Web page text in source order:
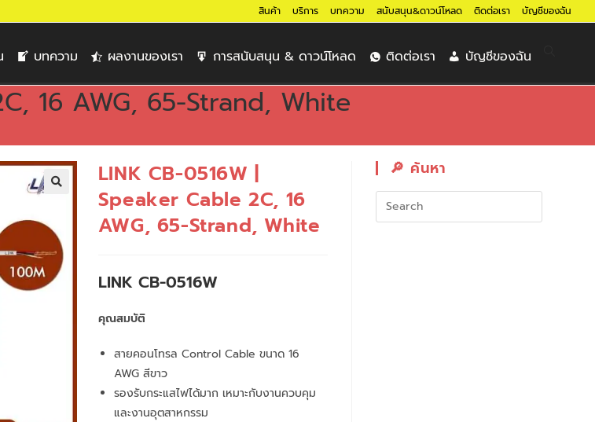
สินค้า บริการ บทความ สนับสนุน&ดาวน์โหลด ติดต่อเรา บัญชีของฉัน
บทความ ผลงานของเรา การสนับสนุน & ดาวน์โหลด ติดต่อเรา บัญชีของฉัน
16 AWG, 65-Strand, White
LINK CB-0516W |
Speaker Cable 2C, 16
AWG, 65-Strand, White
LINK CB-0516W
คุณสมบัติ
สายคอนโทรล Control Cable ขนาด 16
AWG สีขาว
รองรับกระแสไฟได้มาก เหมาะกับงานควบคุม
และงานอุตสาหกรรม
🔎︎ ค้นหา